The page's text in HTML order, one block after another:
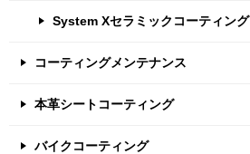
System Xセラミックコーティング
コーティングメンテナンス
本革シートコーティング
バイクコーティング